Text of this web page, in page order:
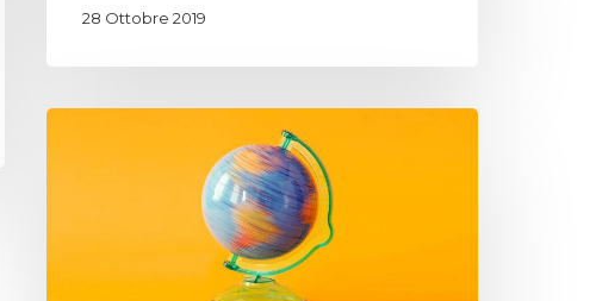
28 Ottobre 2019